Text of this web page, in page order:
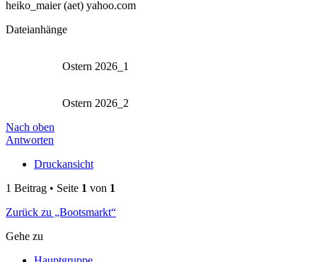
heiko_maier (aet) yahoo.com
Dateianhänge
Ostern 2026_1
Ostern 2026_2
Nach oben
Antworten
Druckansicht
1 Beitrag • Seite 1 von 1
Zurück zu „Bootsmarkt“
Gehe zu